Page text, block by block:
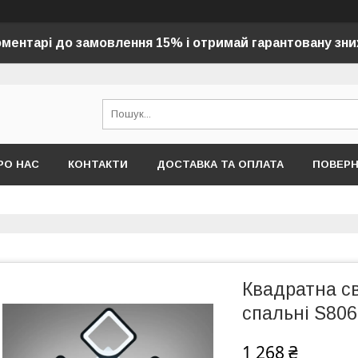
до замовлення 15% і отримай гарантовану
НАС КОНТАКТИ ДОСТАВКА ТА ОПЛАТА
Квадратна
спальні
1 268 ₴